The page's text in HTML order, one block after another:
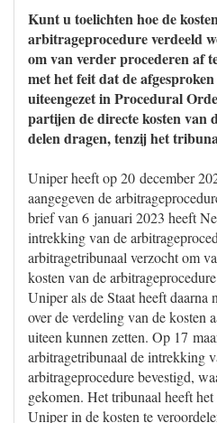
Kunt u toelichten hoe de
arbitrageprocedure verdeeld
om van verder procederen af
met het feit dat de
uiteengezet in Procedural
partijen de directe kosten van
delen dragen, tenzij het
Uniper heeft op 20 december
aangegeven de
brief van 6 januari 2023 heeft
intrekking van de
arbitragetribunaal verzocht om
kosten van de
Uniper als de Staat heeft daarna
over de verdeling van de kosten
uiteen kunnen zetten. Op 17
arbitragetribunaal de intrekking
arbitrageprocedure bevestigd,
gekomen. Het tribunaal heeft
Uniper in de kosten te